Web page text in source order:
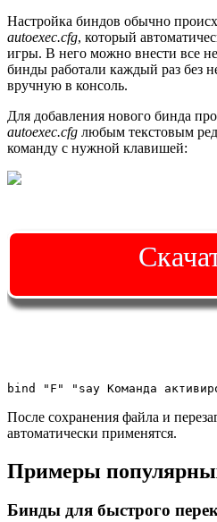
Настройка биндов обычно
autoexec.cfg, который
игры. В него можно внести все
бинды работали каждый раз без
вручную в консоль.
Для добавления нового бинда
autoexec.cfg любым текстовым
команду с нужной клавишей:
bind "F" "say Команда
После сохранения файла и
автоматически применятся.
Примеры
Бинды для быстрого